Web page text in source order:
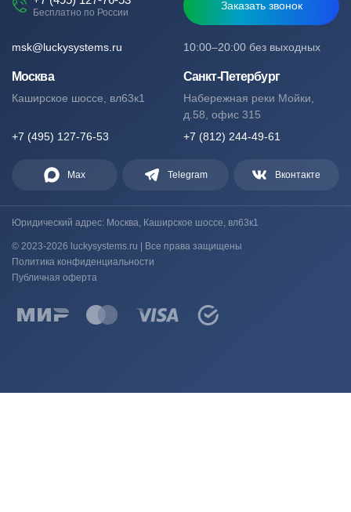
Бесплатно по России
Заказать звонок
10:00–20:00 без выходных
msk@luckysystems.ru
Москва
Каширское шоссе, вл63к1
+7 (495) 127-76-53
Санкт-Петербург
Набережная реки Мойки,
д.58, офис 315
+7 (812) 244-49-61
Max Telegram Вконтакте
Юридический адрес: Москва, Каширское шоссе, вл63к1
© 2023-2026 luckysystems.ru | Все права защищены
Политика конфиденциальности
Публичная оферта